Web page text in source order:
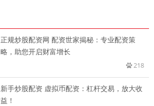
正规炒股配资网 配资世家揭秘：专业配资策
略，助您开启财富增长
218
新手炒股配资 虚拟币配资：杠杆交易，放大收
益！